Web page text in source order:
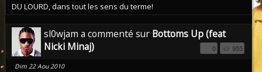
DU LOURD, dans tout les sens du terme!
sl0wjam a commenté sur Bottoms Up (feat
Nicki Minaj)
0 955
Dim 22 Aou 2010